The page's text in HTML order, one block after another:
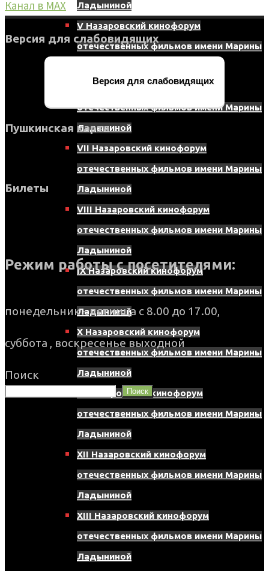
Ладыниной
V Назаровский кинофорум
отечественных фильмов имени Марины
VI Назаровский кинофорум
отечественных фильмов имени Марины
Ладыниной
VII Назаровский кинофорум
отечественных фильмов имени Марины
Ладыниной
VIII Назаровский кинофорум
отечественных фильмов имени Марины
Ладыниной
IX Назаровский кинофорум
отечественных фильмов имени Марины
Ладыниной
X Назаровский кинофорум
отечественных фильмов имени Марины
Ладыниной
XI Назаровский кинофорум
отечественных фильмов имени Марины
Ладыниной
XII Назаровский кинофорум
отечественных фильмов имени Марины
Ладыниной
XIII Назаровский кинофорум
отечественных фильмов имени Марины
Ладыниной
Канал в МАХ
Версия для слабовидящих
Версия для слабовидящих
Пушкинская карта
Билеты
Режим работы с посетителями:
понедельник - пятница с 8.00 до 17.00,
суббота , воскресенье выходной
Поиск
Поиск